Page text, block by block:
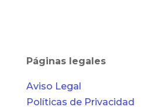
Páginas legales
Aviso Legal
Políticas de Privacidad